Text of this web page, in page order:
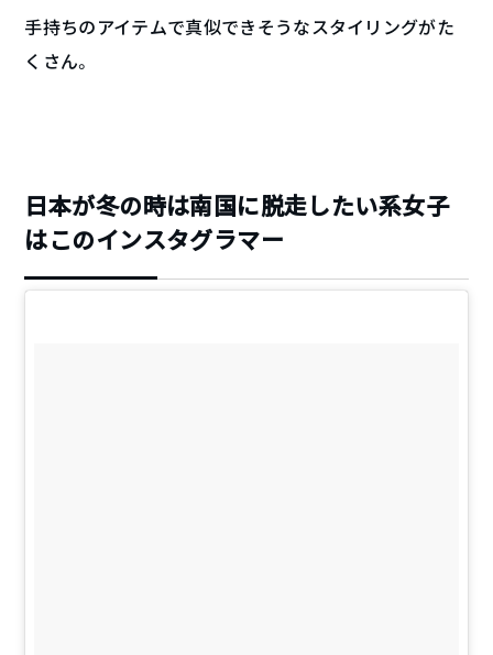
手持ちのアイテムで真似できそうなスタイリングがた
くさん。
日本が冬の時は南国に脱走したい系女子
はこのインスタグラマー